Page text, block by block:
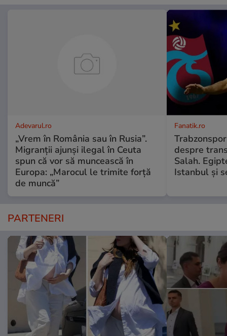
Adevarul.ro
„Vrem în România sau în Rusia”.
Migranții ajunși ilegal în Ceuta
spun că vor să muncească în
Europa: „Marocul le trimite forță
de muncă”
Fanatik.ro
despre
Salah.
Istanbul și
PARTENERI